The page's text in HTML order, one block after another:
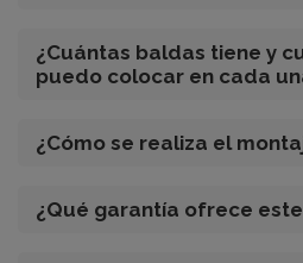
¿Cuántas baldas tiene y
puedo colocar en cada
¿Cómo se realiza el
¿Qué garantía ofrece